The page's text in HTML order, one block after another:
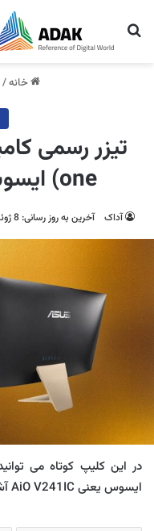
جستجو برای
خانه/
one) ایسوس مدل V241IC
آداک آخرین به روز رسانی: 8 ژوئن 2021
در این کلیپ کوتاه می
ایسوس یعنی AiO V241IC آشنا شوید